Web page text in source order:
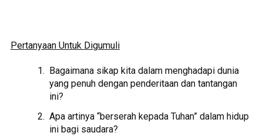
Pertanyaan Untuk Digumuli
Bagaimana sikap kita dalam menghadapi dunia
yang penuh dengan penderitaan dan tantangan
ini?
Apa artinya “berserah kepada Tuhan” dalam hidup
ini bagi saudara?